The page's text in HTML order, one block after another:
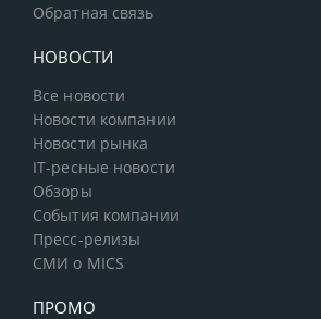
Обратная связь
НОВОСТИ
Все новости
Новости компании
Новости рынка
IT-ресные новости
Обзоры
События компании
Пресс-релизы
СМИ о MICS
ПРОМО